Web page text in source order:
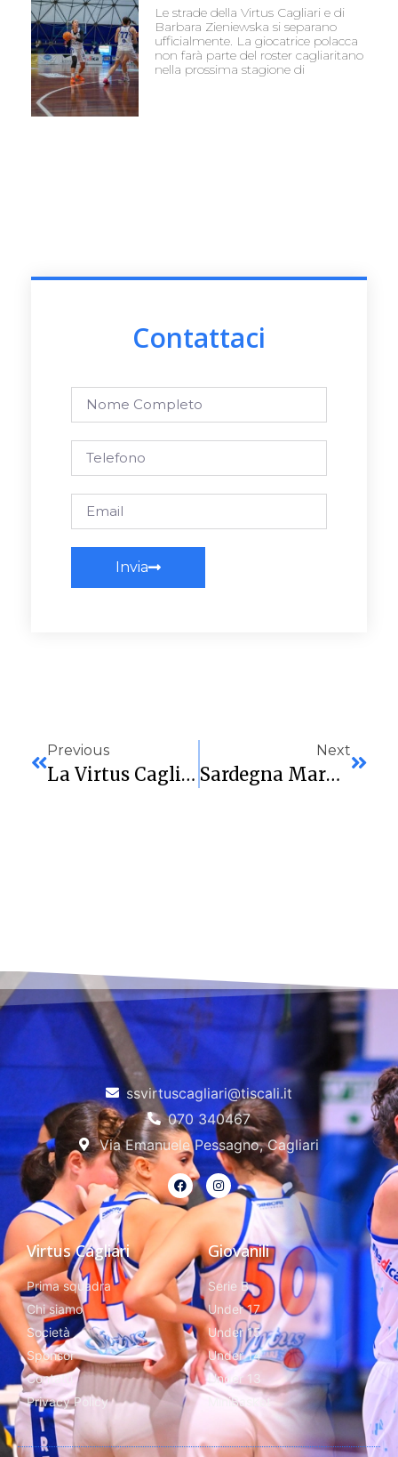
Le strade della Virtus Cagliari e di
Barbara Zieniewska si separano
ufficialmente. La giocatrice polacca
non farà parte del roster cagliaritano
nella prossima stagione di
Contattaci
Invia
Previous
La Virtus Cagliari Riparte Dal “fortino” Di Casa: Sfida Alla Corazzata Empoli Per Il Riscatto
Next
Sardegna Marmi, Scocca L’ora Del Riscatto: Al PalaRestivo Arriva Salerno Per Il “match Della Verità”
ssvirtuscagliari@tiscali.it
070 340467
Via Emanuele Pessagno, Cagliari
Virtus Cagliari
Prima squadra
Chi siamo
Società
Sponsor
Contatti
Privacy Policy
Giovanili
Serie B
Under 17
Under 15
Under 14
Under 13
MiniBasket